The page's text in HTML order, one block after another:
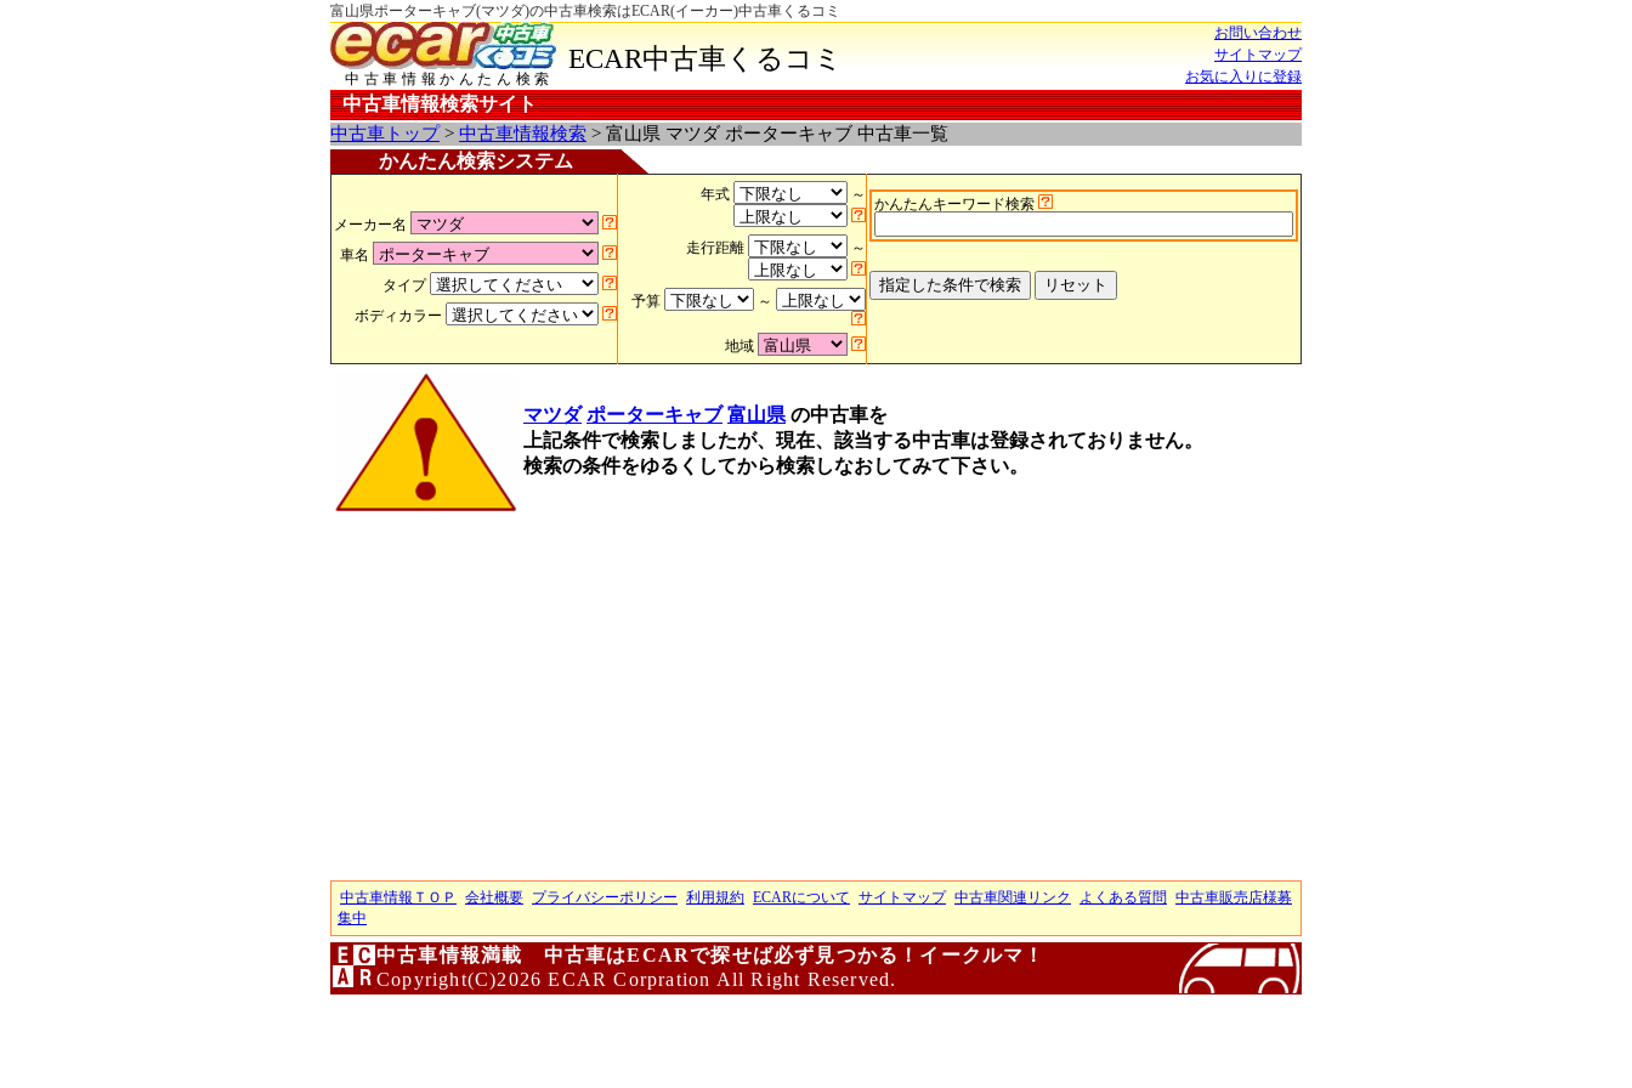
富山県ポーターキャブ(マツダ)の中古車検索はECAR(イーカー)中古車くるコミ
中古車情報かんたん検索
ECAR中古車くるコミ
お問い合わせ
サイトマップ
お気に入りに登録
中古車情報検索サイト
中古車トップ> 中古車情報検索 > 富山県 マツダ ポーターキャブ 中古車一覧
かんたん検索システム
メーカー名
車名
タイプ
ボディカラー
年式 ～
走行距離 ～
予算 ～
地域
かんたんキーワード検索
マツダ ポーターキャブ 富山県 の中古車を
上記条件で検索しましたが、現在、該当する中古車は登録されておりません。
検索の条件をゆるくしてから検索しなおしてみて下さい。
中古車情報ＴＯＰ 会社概要 プライバシーポリシー 利用規約 ECARについて サイトマップ 中古車関連リンク よくある質問 中古車販売店様募
集中
中古車情報満載 中古車はECARで探せば必ず見つかる！イークルマ！
Copyright(C)2026 ECAR Corpration All Right Reserved.